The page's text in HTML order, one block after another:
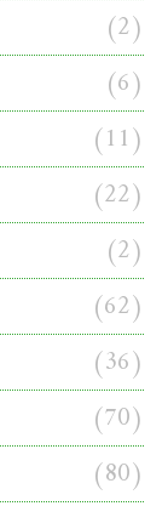
(2)
(6)
(11)
(22)
(2)
(62)
(36)
(70)
(80)